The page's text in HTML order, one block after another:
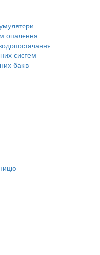
опалення
систем
баків